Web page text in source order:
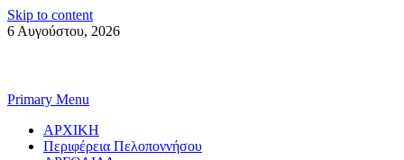
Skip to content
6 Αυγούστου, 2026
Primary Menu
ΑΡΧΙΚΗ
Περιφέρεια Πελοποννήσου